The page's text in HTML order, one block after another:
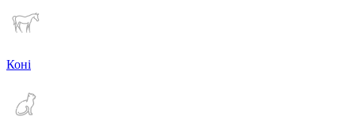
Коні